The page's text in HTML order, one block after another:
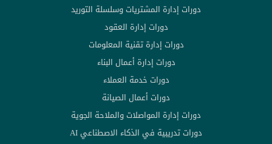
دورات إدارة المشتريات وسلسلة التوريد
دورات إدارة العقود
دورات إدارة تقنية المعلومات
دورات إدارة أعمال البناء
دورات خدمة العملاء
دورات أعمال الصيانة
دورات إدارة المواصلات والملاحة الجوية
دورات تدريبية في الذكاء الاصطناعي AI